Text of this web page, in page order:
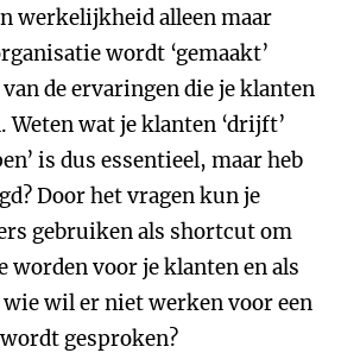
werkelijkheid alleen maar
wordt ‘gemaakt’
de ervaringen die je klanten
Weten wat je klanten ‘drijft’
is dus essentieel, maar heb
Door het vragen kun je
gebruiken als shortcut om
voor je klanten en als
wil er niet werken voor een
gesproken?